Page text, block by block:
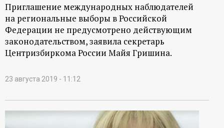
Приглашение международных наблюдателей
на региональные выборы в Российской
Федерации не предусмотрено действующим
законодательством, заявила секретарь
Центризбиркома России Майя Гришина.
23 августа 2019 - 11:12